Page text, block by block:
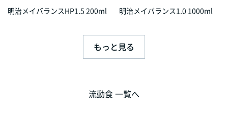
明治メイバランスHP1.5 200ml 明治メイバランス1.0 1000ml
もっと見る
流動食 一覧へ